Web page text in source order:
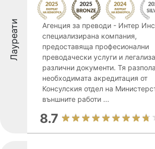
Лауреати
Агенция за преводи - Интер
специализирана компания,
предоставяща професионални
преводачески услуги и
различни документи. Тя
необходимата акредитация от
Консулския отдел на
външните работи ...
8.7